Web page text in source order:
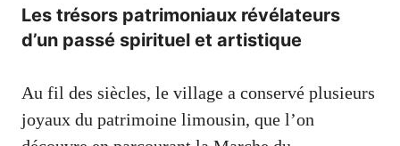
Les trésors patrimoniaux révélateurs
d’un passé spirituel et artistique
Au fil des siècles, le village a conservé plusieurs
joyaux du patrimoine limousin, que l’on